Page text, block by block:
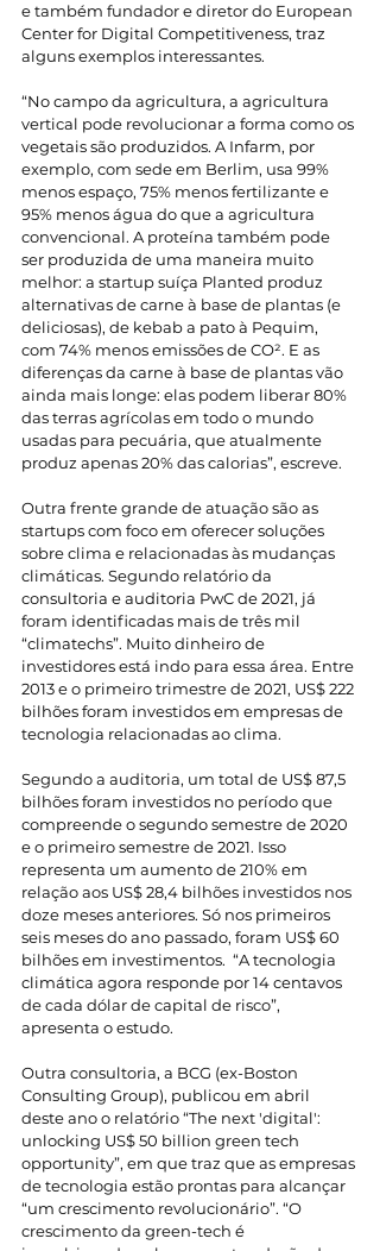
e também fundador e diretor do European
Center for Digital Competitiveness, traz
alguns exemplos interessantes.
“No campo da agricultura, a agricultura
vertical pode revolucionar a forma como os
vegetais são produzidos. A Infarm, por
exemplo, com sede em Berlim, usa 99%
menos espaço, 75% menos fertilizante e
95% menos água do que a agricultura
convencional. A proteína também pode
ser produzida de uma maneira muito
melhor: a startup suíça Planted produz
alternativas de carne à base de plantas (e
deliciosas), de kebab a pato à Pequim,
com 74% menos emissões de CO². E as
diferenças da carne à base de plantas vão
ainda mais longe: elas podem liberar 80%
das terras agrícolas em todo o mundo
usadas para pecuária, que atualmente
produz apenas 20% das calorias”, escreve.
Outra frente grande de atuação são as
startups com foco em oferecer soluções
sobre clima e relacionadas às mudanças
climáticas. Segundo relatório da
consultoria e auditoria PwC de 2021, já
foram identificadas mais de três mil
“climatechs”. Muito dinheiro de
investidores está indo para essa área. Entre
2013 e o primeiro trimestre de 2021, US$ 222
bilhões foram investidos em empresas de
tecnologia relacionadas ao clima.
Segundo a auditoria, um total de US$ 87,5
bilhões foram investidos no período que
compreende o segundo semestre de 2020
e o primeiro semestre de 2021. Isso
representa um aumento de 210% em
relação aos US$ 28,4 bilhões investidos nos
doze meses anteriores. Só nos primeiros
seis meses do ano passado, foram US$ 60
bilhões em investimentos.  “A tecnologia
climática agora responde por 14 centavos
de cada dólar de capital de risco”,
apresenta o estudo.
Outra consultoria, a BCG (ex-Boston
Consulting Group), publicou em abril
deste ano o relatório “The next 'digital':
unlocking US$ 50 billion green tech
opportunity”, em que traz que as empresas
de tecnologia estão prontas para alcançar
“um crescimento revolucionário”. “O
crescimento da green-tech é